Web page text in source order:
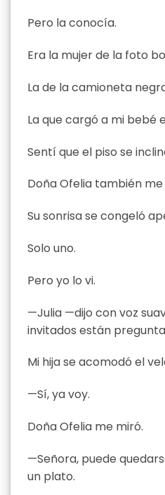
Pero la conocía.
Era la mujer de la foto
La de la camioneta
La que cargó a mi bebé
Sentí que el piso se
Doña Ofelia también
Su sonrisa se congeló
Solo uno.
Pero yo lo vi.
—Julia —dijo con voz
invitados están
Mi hija se acomodó el
—Sí, ya voy.
Doña Ofelia me miró.
—Señora, puede
un plato.